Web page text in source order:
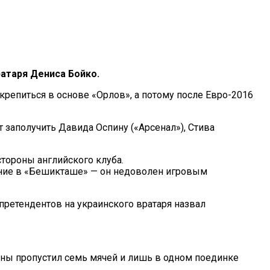
Дениса Бойко.
в основе «Орлов», а потому после Евро-2016
Давида Оспину («Арсенал»), Стива
английского клуба.
в «Бешикташе» — он недоволен игровым
на украинского вратаря назвал
пропустил семь мячей и лишь в одном поединке